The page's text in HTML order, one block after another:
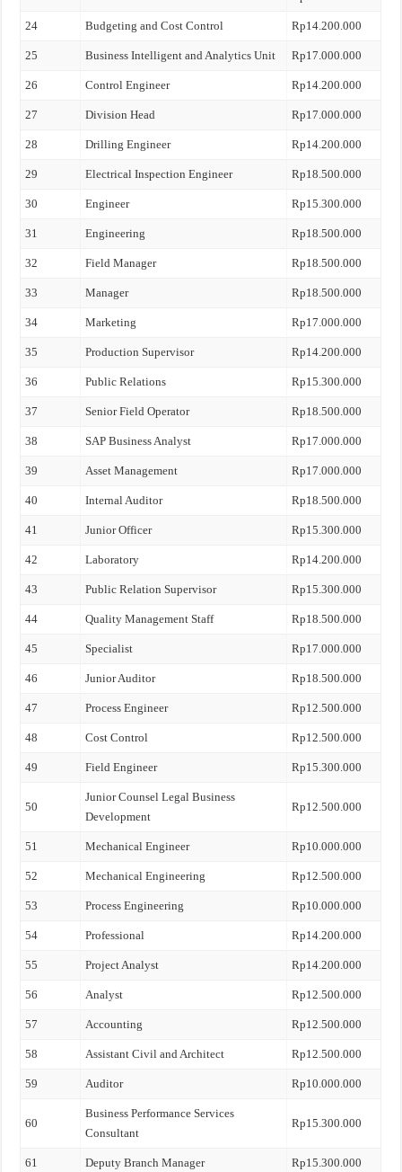
24 Budgeting and Cost Control Rp14.200.000
25 Business Intelligent and Analytics Unit Rp17.000.000
26 Control Engineer Rp14.200.000
27 Division Head Rp17.000.000
28 Drilling Engineer Rp14.200.000
29 Electrical Inspection Engineer Rp18.500.000
30 Engineer Rp15.300.000
31 Engineering Rp18.500.000
32 Field Manager Rp18.500.000
33 Manager Rp18.500.000
34 Marketing Rp17.000.000
35 Production Supervisor Rp14.200.000
36 Public Relations Rp15.300.000
37 Senior Field Operator Rp18.500.000
38 SAP Business Analyst Rp17.000.000
39 Asset Management Rp17.000.000
40 Internal Auditor Rp18.500.000
41 Junior Officer Rp15.300.000
42 Laboratory Rp14.200.000
43 Public Relation Supervisor Rp15.300.000
44 Quality Management Staff Rp18.500.000
45 Specialist Rp17.000.000
46 Junior Auditor Rp18.500.000
47 Process Engineer Rp12.500.000
48 Cost Control Rp12.500.000
49 Field Engineer Rp15.300.000
50
Junior Counsel Legal Business
Development
Rp12.500.000
51 Mechanical Engineer Rp10.000.000
52 Mechanical Engineering Rp12.500.000
53 Process Engineering Rp10.000.000
54 Professional Rp14.200.000
55 Project Analyst Rp14.200.000
56 Analyst Rp12.500.000
57 Accounting Rp12.500.000
58 Assistant Civil and Architect Rp12.500.000
59 Auditor Rp10.000.000
60
Business Performance Services
Consultant
Rp15.300.000
61 Deputy Branch Manager Rp15.300.000